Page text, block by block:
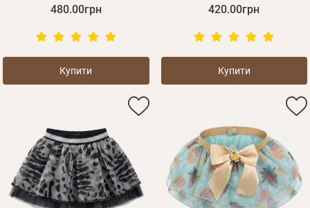
480.00грн
Купити
420.00грн
Купити